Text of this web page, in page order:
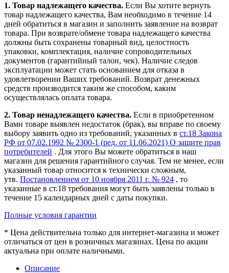
1. Товар надлежащего качества. Если Вы хотите вернуть
товар надлежащего качества, Вам необходимо в течение 14
дней обратиться в магазин и заполнить заявление на возврат
товара. При возврате/обмене товара надлежащего качества
должны быть сохранены товарный вид, целостность
упаковки, комплектация, наличие сопроводительных
документов (гарантийный талон, чек). Наличие следов
эксплуатации может стать основанием для отказа в
удовлетворении Ваших требований. Возврат денежных
средств производится таким же способом, каким
осуществлялась оплата товара.
2. Товар ненадлежащего качества. Если в приобретенном
Вами товаре выявлен недостаток (брак), вы вправе по своему
выбору заявить одно из требований, указанных в ст.18 Закона
РФ от 07.02.1992 № 2300-1 (ред. от 11.06.2021) О защите прав
потребителей . Для этого Вы можете обратиться в наш
магазин для решения гарантийного случая. Тем не менее, если
указанный товар относится к технически сложным,
утв. Постановлением от 10 ноября 2011 г. № 924 , то
указанные в ст.18 требования могут быть заявлены только в
течение 15 календарных дней с даты покупки.
Полные условия гарантии
* Цена действительна только для интернет-магазина и может
отличаться от цен в розничных магазинах. Цена по акции
актуальна при оплате наличными.
Описание